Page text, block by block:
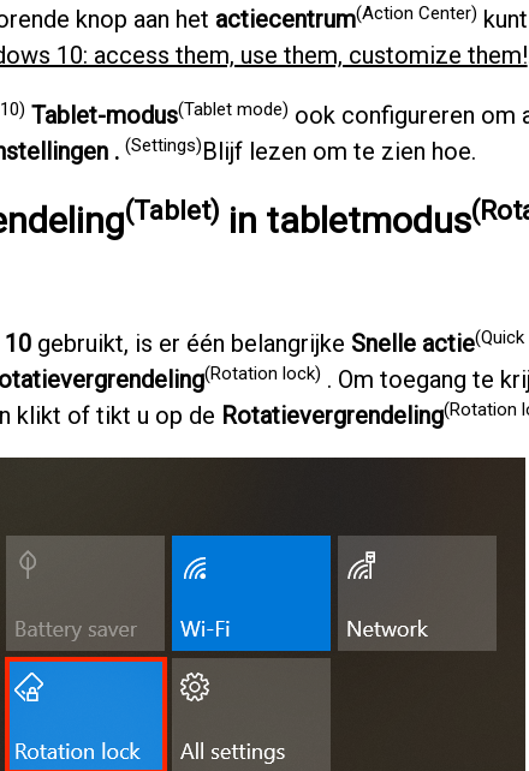
knop aan het actiecentrum(Action Center)
10: access them, use them, customize them!
Tablet-modus(Tablet mode) ook configureren om
. (Settings)Blijf lezen om te zien hoe.
(Tablet) in tabletmodus
gebruikt, is er één belangrijke Snelle actie
(Rotation lock) . Om toegang te
klikt of tikt u op de Rotatievergrendeling(Rotation